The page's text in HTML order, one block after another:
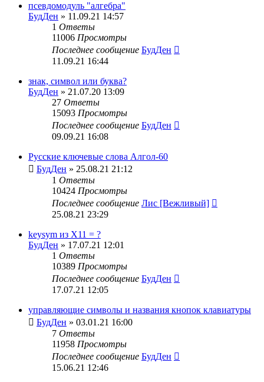
псевдомодуль "алгебра"
БудДен » 11.09.21 14:57
1 Ответы
11006 Просмотры
Последнее сообщение БудДен
11.09.21 16:44
знак, символ или буква?
БудДен » 21.07.20 13:09
27 Ответы
15093 Просмотры
Последнее сообщение БудДен
09.09.21 16:08
Русские ключевые слова Алгол-60
БудДен » 25.08.21 21:12
1 Ответы
10424 Просмотры
Последнее сообщение Лис [Вежливый]
25.08.21 23:29
keysym из X11 = ?
БудДен » 17.07.21 12:01
1 Ответы
10389 Просмотры
Последнее сообщение БудДен
17.07.21 12:05
управляющие символы и названия кнопок клавиатуры
БудДен » 03.01.21 16:00
7 Ответы
11958 Просмотры
Последнее сообщение БудДен
15.06.21 12:46